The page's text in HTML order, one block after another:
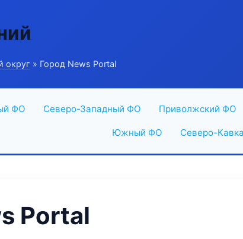
округ » Город News Portal
ФО Северо-Западный ФО Приволжский ФО
Южный ФО Северо-
Portal